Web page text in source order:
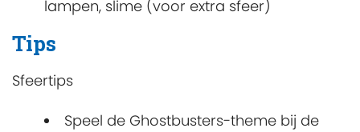
lampen, slime (voor extra sfeer)
Tips
Sfeertips
Speel de Ghostbusters-theme bij de